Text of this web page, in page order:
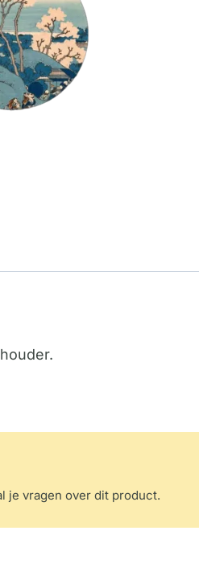
je vragen over dit product.